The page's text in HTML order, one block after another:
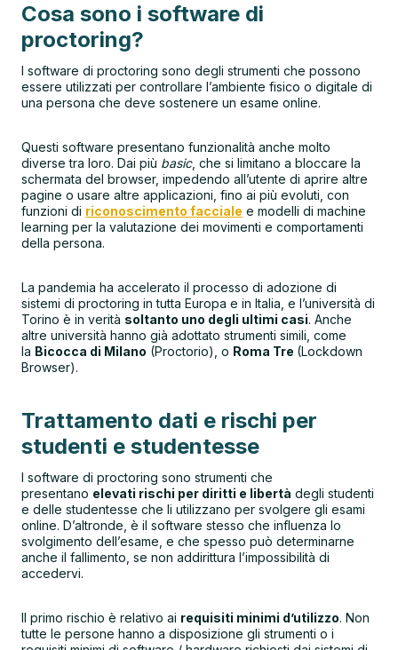
Cosa sono i software di
proctoring?
I software di proctoring sono degli strumenti che possono
essere utilizzati per controllare l’ambiente fisico o digitale di
una persona che deve sostenere un esame online.
Questi software presentano funzionalità anche molto
diverse tra loro. Dai più basic, che si limitano a bloccare la
schermata del browser, impedendo all’utente di aprire altre
pagine o usare altre applicazioni, fino ai più evoluti, con
funzioni di riconoscimento facciale e modelli di machine
learning per la valutazione dei movimenti e comportamenti
della persona.
La pandemia ha accelerato il processo di adozione di
sistemi di proctoring in tutta Europa e in Italia, e l’università di
Torino è in verità soltanto uno degli ultimi casi. Anche
altre università hanno già adottato strumenti simili, come
la Bicocca di Milano (Proctorio), o Roma Tre (Lockdown
Browser).
Trattamento dati e rischi per
studenti e studentesse
I software di proctoring sono strumenti che
presentano elevati rischi per diritti e libertà degli studenti
e delle studentesse che li utilizzano per svolgere gli esami
online. D’altronde, è il software stesso che influenza lo
svolgimento dell’esame, e che spesso può determinarne
anche il fallimento, se non addirittura l’impossibilità di
accedervi.
Il primo rischio è relativo ai requisiti minimi d’utilizzo. Non
tutte le persone hanno a disposizione gli strumenti o i